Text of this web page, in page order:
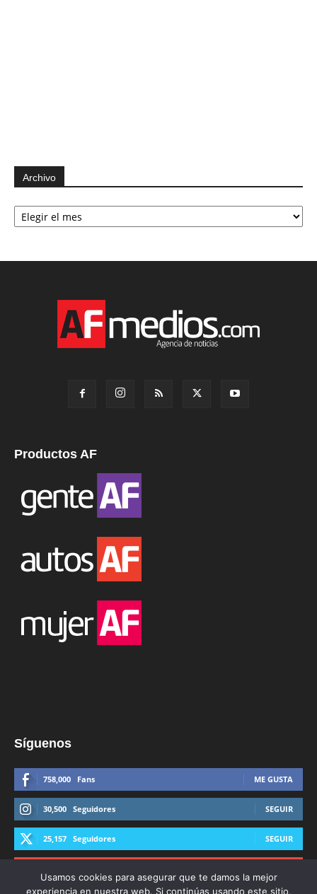
Archivo
Archivo
Productos AF
Síguenos
758,000 Fans ME GUSTA
30,500 Seguidores SEGUIR
25,157 Seguidores SEGUIR
Usamos cookies para asegurar que te damos la mejor
experiencia en nuestra web. Si continúas usando este sitio,